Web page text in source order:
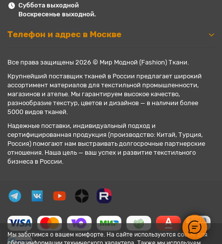
Мы заботимся о вашем комфорте. На сайте используются cookie для
Суббота выходной
Воскресенье выходной.
Телефон и адрес в Москве
Все права защищены 2026 © Мир Модной (Fashion) Ткани.
Крупнейший поставщик тканей в России предлагает широкий
ассортимент материалов для текстильной промышленности,
магазинов и ателье. Мы гарантируем высокое качество,
разнообразие текстур, цветов и дизайнов — в наличии более
5000 видов тканей.
Надежные поставки, индивидуальный подход и
сертифицированная продукция (производство: Китай, Турция,
Россия) помогают нам выстраивать долгосрочные партнерские
отношения. Наша цель — ваш успех и развитие текстильного
бизнеса в России.